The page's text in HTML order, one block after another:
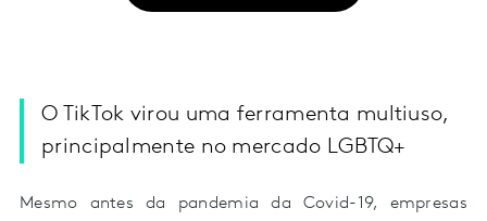
O TikTok virou uma ferramenta multiuso,
principalmente no mercado LGBTQ+
Mesmo antes da pandemia da Covid-19, empresas